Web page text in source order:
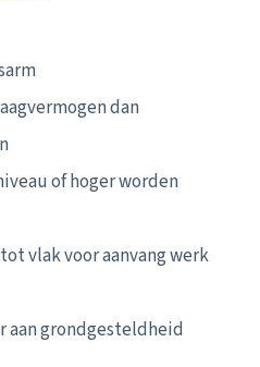
dan
of hoger worden
vlak voor aanvang werk
aan grondgesteldheid